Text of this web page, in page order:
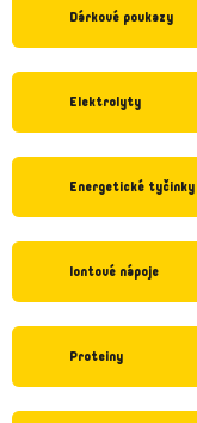
Dárkové poukazy
Elektrolyty
Energetické tyčinky
Iontové nápoje
Proteiny